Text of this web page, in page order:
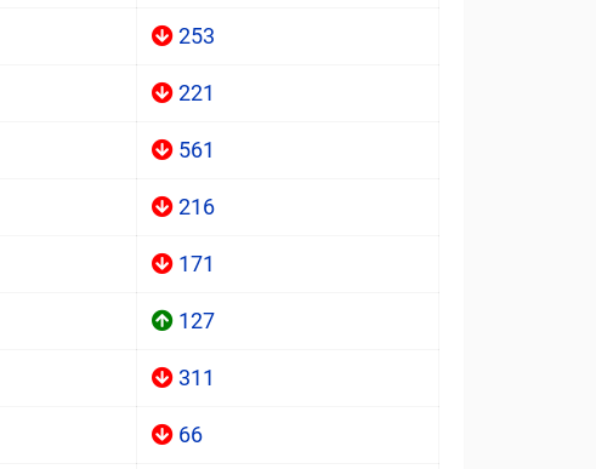
253
221
561
216
171
127
311
66